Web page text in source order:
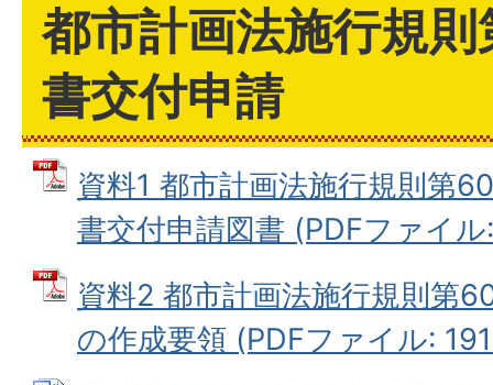
都市計画法施行規
書交付申請
資料1 都市計画法施行規則第
書交付申請図書 (PDFファイ
資料2 都市計画法施行規則第
の作成要領 (PDFファイル: